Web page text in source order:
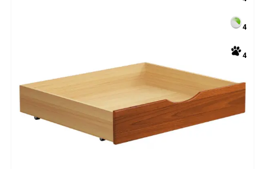
4
4